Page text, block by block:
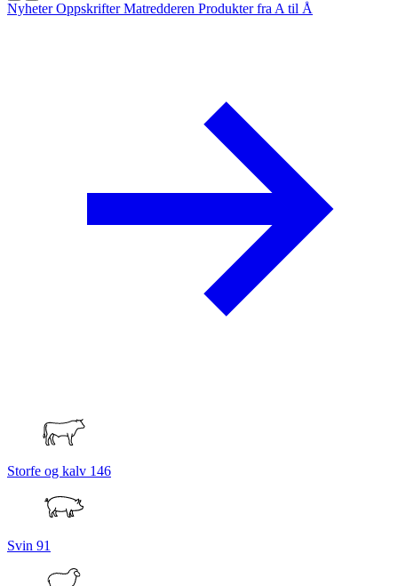
NyheterOppskrifterMatredderen Produkter fra A til Å
Storfe og kalv 146
Svin 91